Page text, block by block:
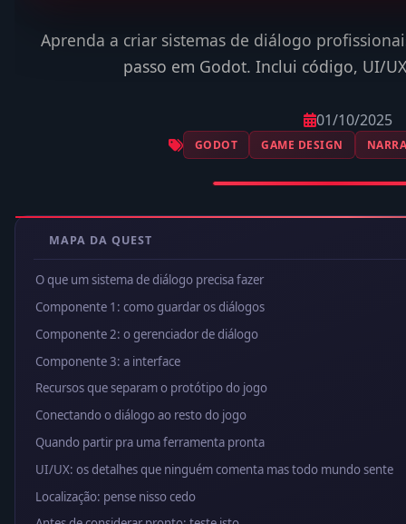
Aprenda a criar sistemas de diálogo
passo em Godot. Inclui código, UI/
01/10/2025
GODOT GAME DESIGN
MAPA DA QUEST
O que um sistema de diálogo precisa fazer
Componente 1: como guardar os diálogos
Componente 2: o gerenciador de diálogo
Componente 3: a interface
Recursos que separam o protótipo do jogo
Conectando o diálogo ao resto do jogo
Quando partir pra uma ferramenta pronta
UI/UX: os detalhes que ninguém comenta mas todo mundo sente
Localização: pense nisso cedo